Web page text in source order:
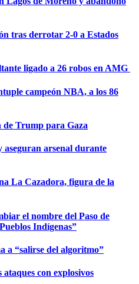
tras derrotar 2-0 a Estados
ligado a 26 robos en AMG
campeón NBA, a los 86
de Trump para Gaza
aseguran arsenal durante
La Cazadora, figura de la
el nombre del Paso de
Indígenas”
a “salirse del algoritmo”
con explosivos